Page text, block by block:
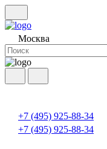
Москва
+7 (495) 925-88-34
+7 (495) 925-88-34